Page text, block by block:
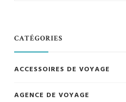
CATÉGORIES
ACCESSOIRES DE VOYAGE
AGENCE DE VOYAGE